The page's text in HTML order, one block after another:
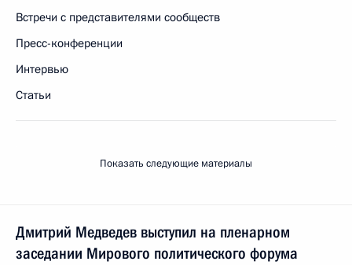
Встречи с представителями сообществ
Пресс-конференции
Интервью
Статьи
Показать следующие материалы
Дмитрий Медведев выступил на пленарном
заседании Мирового политического форума